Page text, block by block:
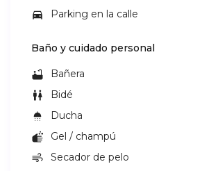
Parking en la calle
Baño y cuidado personal
Bañera
Bidé
Ducha
Gel / champú
Secador de pelo